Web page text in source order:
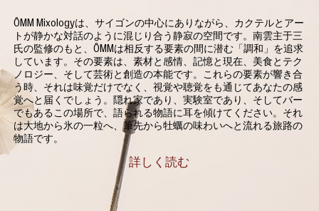
ÔMM Mixologyは、サイゴンの中心にありながら、カクテルとアー
トが静かな対話のように混じり合う静寂の空間です。南雲主于三
氏の監修のもと、ÔMMは相反する要素の間に潜む「調和」を追求
しています。その要素は、素材と感情、記憶と現在、美食とテク
ノロジー、そして芸術と創造の本能です。これらの要素が響き合
う時、それは味覚だけでなく、視覚や聴覚をも通じてあなたの感
覚へと届くでしょう。隠れ家であり、実験室であり、そしてバー
でもあるこの場所で、語られる物語に耳を傾けてください。それ
は大地から氷の一粒へ、筆先から牡蠣の味わいへと流れる旅路の
物語です。
詳しく読む